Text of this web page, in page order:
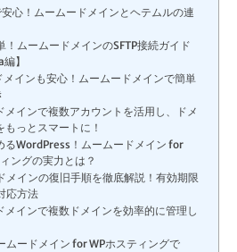
心！ムームードメインとヘテムルの連
！ムームードメインのSFTP接続ガイド
】
メインも安心！ムームードメインで簡単
メインで複数アカウントを活用し、ドメ
もっとスマートに！
るWordPress！ムームードメイン for
ングの実力とは？
メインの復旧手順を徹底解説！有効期限
応方法
メインで複数ドメインを効率的に管理し
ムードメイン for WPホスティングで